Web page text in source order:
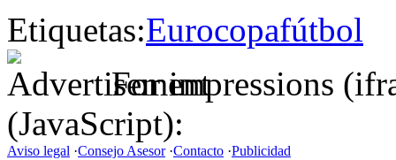
Etiquetas:Eurocopafútbol
For impressions
(JavaScript):
Aviso legal ·Consejo Asesor·Contacto ·Publicidad